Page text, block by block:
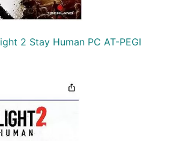
2 Stay Human PC AT-PEGI